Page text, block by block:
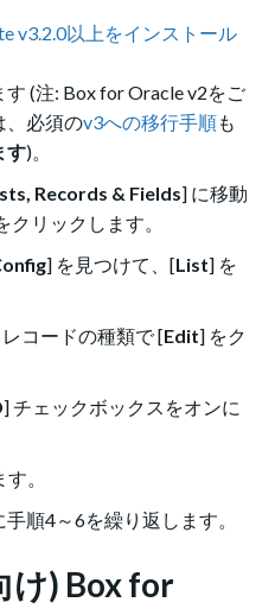
v3.2.0以上をインストール
(注: Box for Oracle v2をご
、必須のv3への移行手順も
す)。
Records & Fields] に移動
クリックします。
] を見つけて、[List] を
コードの種類で [Edit] をク
] チェックボックスをオンに
。
順4～6を繰り返します。
け) Box for